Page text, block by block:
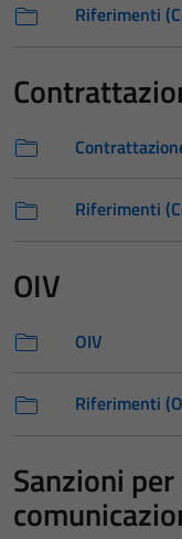
Riferimenti
Riferimenti
OIV
OIV
Riferimenti
Sanzioni